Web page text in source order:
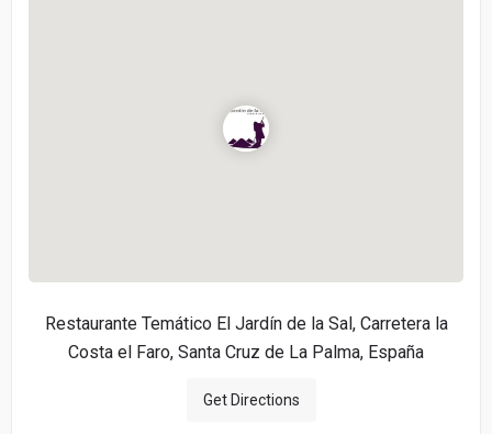
Restaurante Temático El Jardín de la Sal, Carretera la
Costa el Faro, Santa Cruz de La Palma, España
Get Directions